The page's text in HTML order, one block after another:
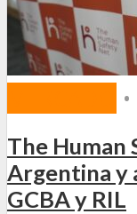
•
The Human
Argentina y
GCBA y RIL